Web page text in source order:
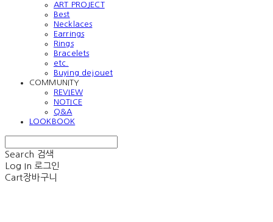
ART PROJECT
Best
Necklaces
Earrings
Rings
Bracelets
etc.
Buying dejouet
COMMUNITY
REVIEW
NOTICE
Q&A
LOOKBOOK
Search 검색
Log In 로그인
Cart장바구니